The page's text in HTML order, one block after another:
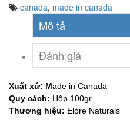
canada, made in canada
Mô tả
Đánh giá
Xuất xứ: Made in Canada
Quy cách: Hộp 100gr
Thương hiệu: Elóre Naturals